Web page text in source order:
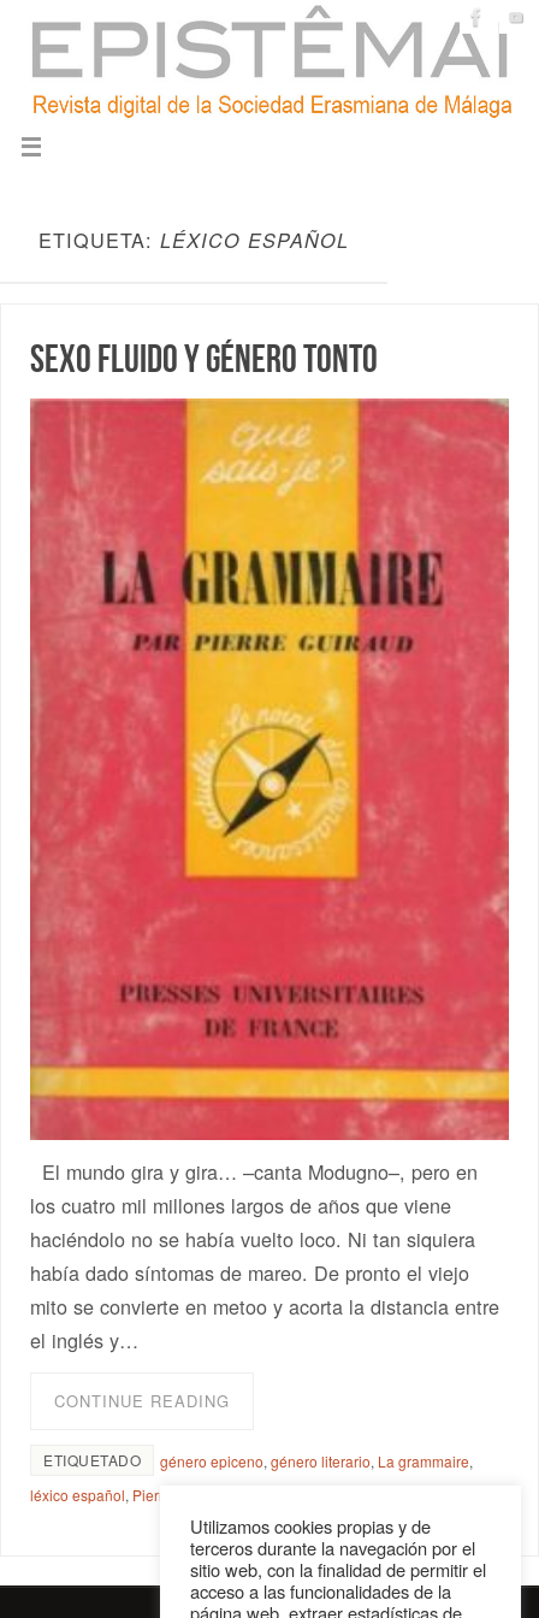
ETIQUETA: LÉXICO ESPAÑOL
Sexo fluido y género tonto
El mundo gira y gira… –canta Modugno–, pero en
los cuatro mil millones largos de años que viene
haciéndolo no se había vuelto loco. Ni tan siquiera
había dado síntomas de mareo. De pronto el viejo
mito se convierte en metoo y acorta la distancia entre
el inglés y…
CONTINUE READING
ETIQUETADO género epiceno,género literario, La grammaire,
léxico español, Pierre Guiraud
Utilizamos cookies propias y de
terceros durante la navegación por el
sitio web, con la finalidad de permitir el
acceso a las funcionalidades de la
página web, extraer estadísticas de